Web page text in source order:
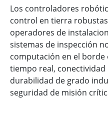
Los controladores
control en tierra
operadores de
sistemas de inspección
computación en el borde
tiempo real,
durabilidad de grado
seguridad de misión